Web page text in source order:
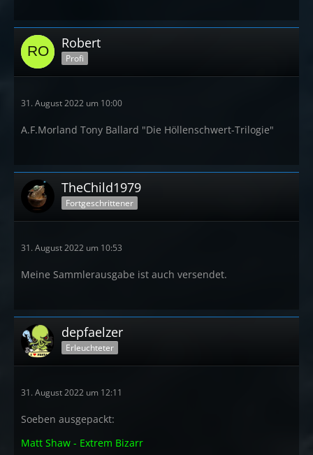
Robert
Profi
31. August 2022 um 10:00
A.F.Morland Tony Ballard "Die Höllenschwert-Trilogie"
TheChild1979
Fortgeschrittener
31. August 2022 um 10:53
Meine Sammlerausgabe ist auch versendet.
depfaelzer
Erleuchteter
31. August 2022 um 12:11
Soeben ausgepackt:
Matt Shaw - Extrem Bizarr